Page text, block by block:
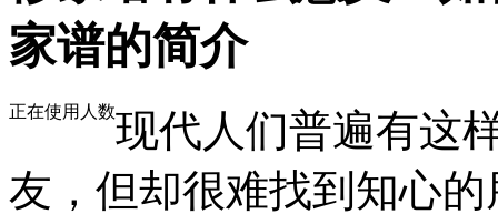
家谱的简介
正在使用人数现代人们普遍有这
友，但却很难找到知心